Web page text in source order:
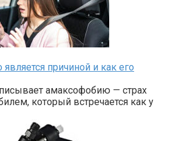
причиной и как его
амаксофобию — страх
который встречается как у